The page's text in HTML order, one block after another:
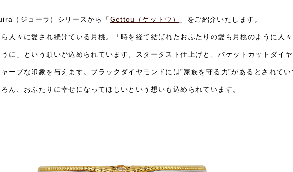
（ジューラ）シリーズから「 Gettou（ゲットウ） 」をご紹介いたします。
人々に愛され続けている月桃。「時を経て結ばれたおふたりの愛も月桃のように人
うに」という願いが込められています。スターダスト仕上げと、バケットカットダイ
ャープな印象を与えます。ブラックダイヤモンドには”家族を守る力”があるとされて
ろん、おふたりに幸せになってほしいという想いも込められています。